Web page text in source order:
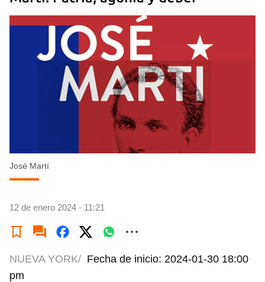
José Martí
12 de enero 2024 - 11:21
NUEVA YORK/ Fecha de inicio: 2024-01-30 18:00
pm